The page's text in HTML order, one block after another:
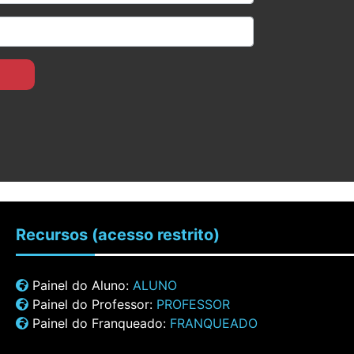
Recursos (acesso restrito)
Painel do Aluno: ALUNO
Painel do Professor: PROFESSOR
Painel do Franqueado: FRANQUEADO